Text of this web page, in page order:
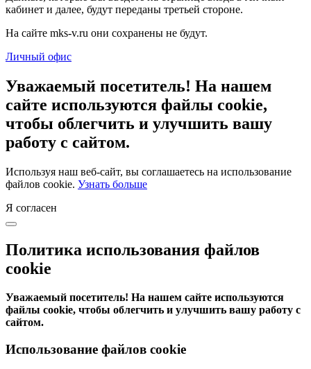
кабинет и далее, будут переданы третьей стороне.
На сайте mks-v.ru они сохранены не будут.
Личный офис
Уважаемый посетитель! На нашем
сайте используются файлы cookie,
чтобы облегчить и улучшить вашу
работу с сайтом.
Используя наш веб-сайт, вы соглашаетесь на использование
файлов cookie. Узнать больше
Я согласен
Политика использования файлов
cookie
Уважаемый посетитель! На нашем сайте используются
файлы cookie, чтобы облегчить и улучшить вашу работу с
сайтом.
Использование файлов cookie